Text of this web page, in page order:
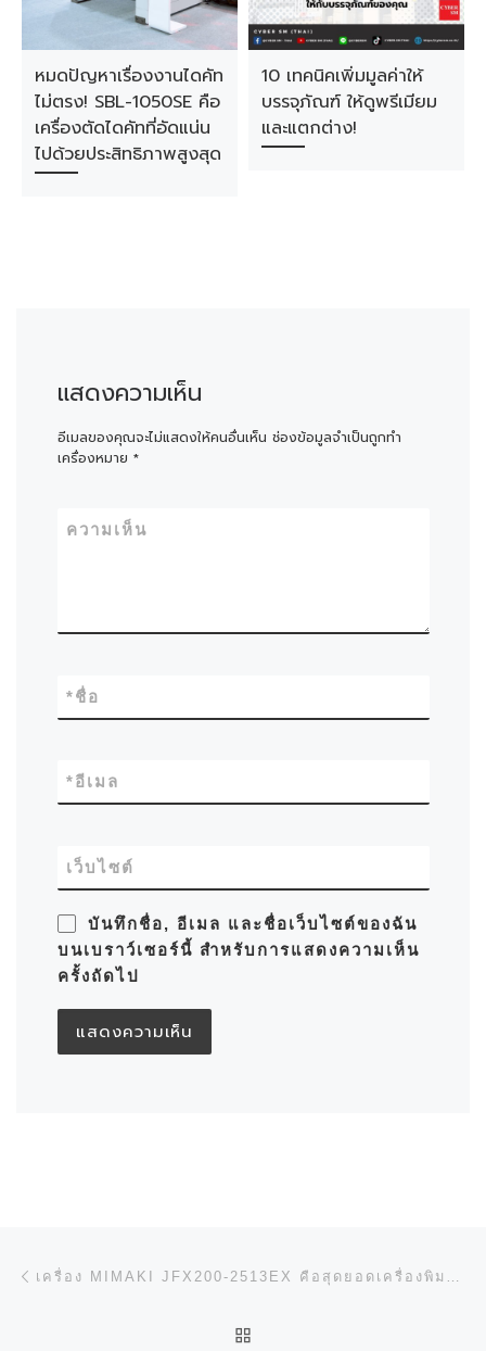
หมดปัญหาเรื่องงานไดคัท
ไม่ตรง! SBL-1050SE คือ
เครื่องตัดไดคัทที่อัดแน่น
ไปด้วยประสิทธิภาพสูงสุด
10 เทคนิคเพิ่มมูลค่าให้
บรรจุภัณฑ์ ให้ดูพรีเมียม
และแตกต่าง!
แสดงความเห็น
อีเมลของคุณจะไม่แสดงให้คนอื่นเห็น ช่องข้อมูลจำเป็นถูกทำ
เครื่องหมาย *
ความเห็น
ชื่อ
*
อีเมล
*
เว็บไซต์
บันทึกชื่อ, อีเมล และชื่อเว็บไซต์ของฉัน
บนเบราว์เซอร์นี้ สำหรับการแสดงความเห็น
ครั้งถัดไป
การนำทางของเรื่อง